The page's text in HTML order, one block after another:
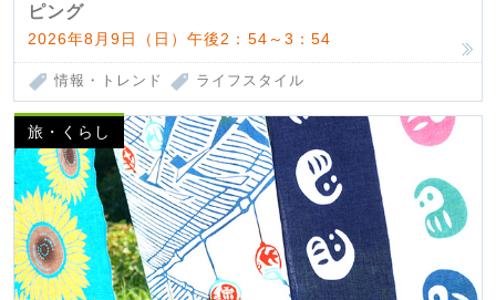
ピング
2026年8月9日（日）午後2：54～3：54
情報・トレンド ライフスタイル
旅・くらし